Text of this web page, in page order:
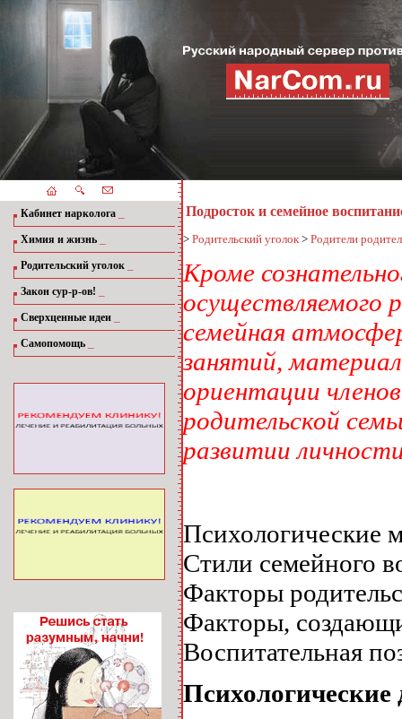
Кабинет нарколога
Химия и жизнь
Родительский уголок
Закон сур-р-ов!
Сверхценные идеи
Самопомощь
Подросток и семейное
> Родительский уголок> Родители
Кроме
осуществляемого
семейная
занятий,
ориентации
родительской
развитии
Психологические
Стили семейного
Факторы
Факторы,
Воспитательная